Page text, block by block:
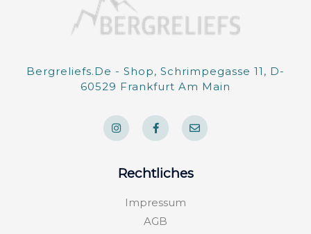
Bergreliefs.de - Shop, Schrimpegasse 11, D-
60529 Frankfurt Am Main
I
n
s
t
r
F
a
c
e
o
o
f
E
n
v
e
Rechtliches
Impressum
AGB